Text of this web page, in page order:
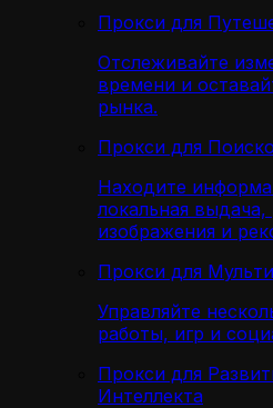
Прокси для
Отслеживайте
времени и
рынка.
Прокси для
Находите
локальная выдача,
изображения и
Прокси для
Управляйте
работы, игр и
Прокси для
Интеллекта